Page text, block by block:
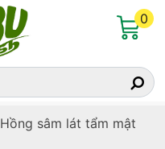
0
Hồng sâm lát tẩm mật